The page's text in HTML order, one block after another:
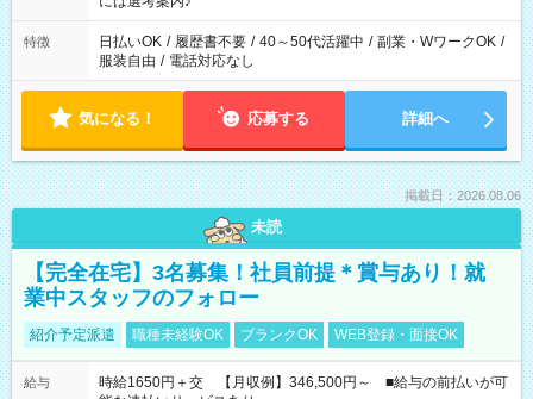
特徴 日払いOK / 履歴書不要 / 40～50代活躍中 / 副業・WワークOK /
服装自由 / 電話対応なし
気になる！ 応募する 詳細へ
掲載日：2026.08.06
未読
【完全在宅】3名募集！社員前提＊賞与あり！就
業中スタッフのフォロー
紹介予定派遣 職種未経験OK ブランクOK WEB登録・面接OK
給与
時給1650円＋交 【月収例】346,500円～ ■給与の前払いが可